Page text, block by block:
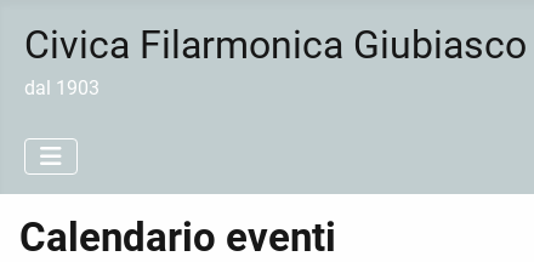
Civica Filarmonica Giubiasco
dal 1903
Calendario eventi